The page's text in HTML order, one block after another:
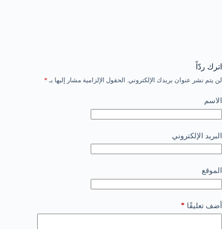
اترك ردّاً
لن يتم نشر عنوان بريدك الإلكتروني. الحقول الإلزامية مشار إليها بـ *
الاسم
البريد الإلكتروني
الموقع
أضف تعليقًا *